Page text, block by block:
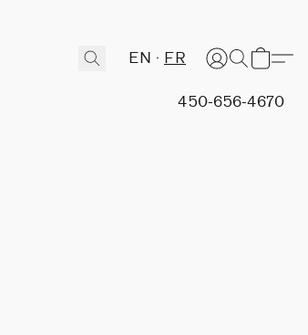
EN FR
450-656-4670